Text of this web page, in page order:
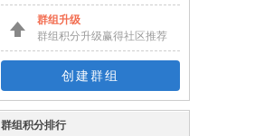
群组升级
群组积分升级赢得社区推荐
创建群组
群组积分排行